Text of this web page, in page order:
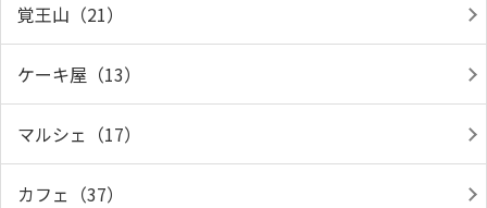
覚王山（21）
ケーキ屋（13）
マルシェ（17）
カフェ（37）